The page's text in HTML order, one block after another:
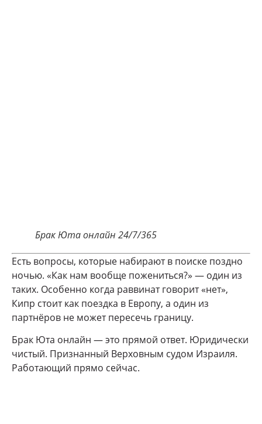
Брак Юта онлайн 24/7/365
Есть вопросы, которые набирают в поиске поздно
ночью. «Как нам вообще пожениться?» — один из
таких. Особенно когда раввинат говорит «нет»,
Кипр стоит как поездка в Европу, а один из
партнёров не может пересечь границу.
Брак Юта онлайн — это прямой ответ. Юридически
чистый. Признанный Верховным судом Израиля.
Работающий прямо сейчас.